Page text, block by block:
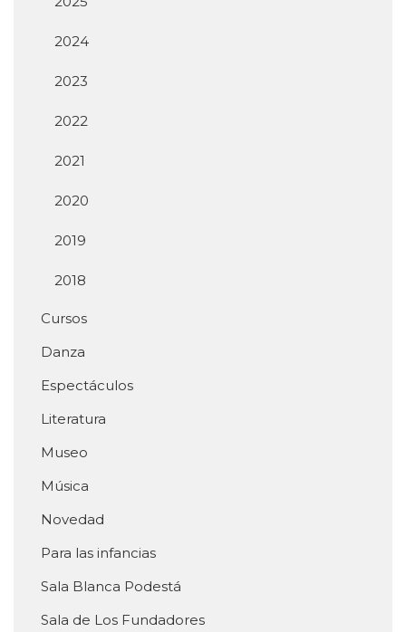
2024
2023
2022
2021
2020
2019
2018
Cursos
Danza
Espectáculos
Literatura
Museo
Música
Novedad
Para las infancias
Sala Blanca Podestá
Sala de Los Fundadores